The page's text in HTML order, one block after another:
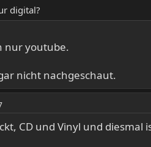
digital?
nur youtube.
nicht nachgeschaut.
CD und Vinyl und diesmal